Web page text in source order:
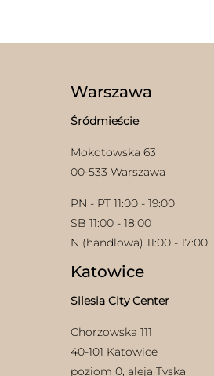
Warszawa
Śródmieście
Mokotowska 63
00-533 Warszawa
PN - PT 11:00 - 19:00
SB 11:00 - 18:00
N (handlowa) 11:00 - 17:00
Katowice
Silesia City Center
Chorzowska 111
40-101 Katowice
poziom 0, aleja Tyska